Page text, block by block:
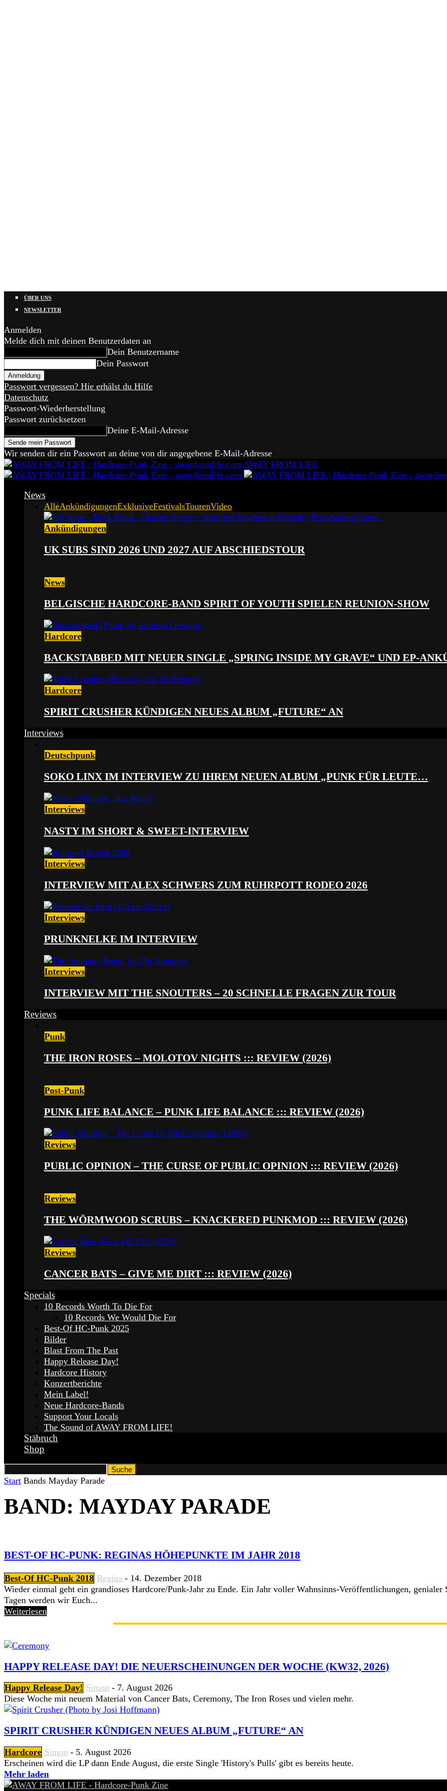
ÜBER UNS
NEWSLETTER
Anmelden
Melde dich mit deinen Benutzerdaten an
Dein Benutzername
Dein Passwort
Passwort vergessen? Hie erhälst du Hilfe
Datenschutz
Passwort-Wiederherstellung
Passwort zurücksetzen
Deine E-Mail-Adresse
Wir senden dir ein Passwort an deine von dir angegebene E-Mail-Adresse
AWAY FROM LIFE
News
AlleAnkündigungenExklusiveFestivalsTourenVideo
Ankündigungen
UK SUBS SIND 2026 UND 2027 AUF ABSCHIEDSTOUR
News
BELGISCHE HARDCORE-BAND SPIRIT OF YOUTH SPIELEN REUNION-SHOW
Hardcore
BACKSTABBED MIT NEUER SINGLE „SPRING INSIDE MY GRAVE“ UND EP-
Hardcore
SPIRIT CRUSHER KÜNDIGEN NEUES ALBUM „FUTURE“ AN
Interviews
Deutschpunk
SOKO LINX IM INTERVIEW ZU IHREM NEUEN ALBUM „PUNK FÜR LEUTE…
Interviews
NASTY IM SHORT & SWEET-INTERVIEW
Interviews
INTERVIEW MIT ALEX SCHWERS ZUM RUHRPOTT RODEO 2026
Interviews
PRUNKNELKE IM INTERVIEW
Interviews
INTERVIEW MIT THE SNOUTERS – 20 SCHNELLE FRAGEN ZUR TOUR
Reviews
Punk
THE IRON ROSES – MOLOTOV NIGHTS ::: REVIEW (2026)
Post-Punk
PUNK LIFE BALANCE – PUNK LIFE BALANCE ::: REVIEW (2026)
Reviews
PUBLIC OPINION – THE CURSE OF PUBLIC OPINION ::: REVIEW (2026)
Reviews
THE WÖRMWOOD SCRUBS – KNACKERED PUNKMOD ::: REVIEW (2026)
Reviews
CANCER BATS – GIVE ME DIRT ::: REVIEW (2026)
Specials
10 Records Worth To Die For
10 Records We Would Die For
Best-Of HC-Punk 2025
Bilder
Blast From The Past
Happy Release Day!
Hardcore History
Konzertberichte
Mein Label!
Neue Hardcore-Bands
Support Your Locals
The Sound of AWAY FROM LIFE!
Stäbruch
Shop
Start Bands Mayday Parade
BAND: MAYDAY PARADE
BEST-OF HC-PUNK: REGINAS HÖHEPUNKTE IM JAHR 2018
Best-Of HC-Punk 2018 Regina - 14. Dezember 2018
Wieder einmal geht ein grandioses Hardcore/Punk-Jahr zu Ende. Ein Jahr voller Wahnsinns-Veröffentlichungen,
Tagen werden wir Euch...
Weiterlesen
HAPPY RELEASE DAY! DIE NEUERSCHEINUNGEN DER WOCHE (KW32, 2026)
Happy Release Day! Simon - 7. August 2026
Diese Woche mit neuem Material von Cancer Bats, Ceremony, The Iron Roses und vielen mehr.
SPIRIT CRUSHER KÜNDIGEN NEUES ALBUM „FUTURE“ AN
Hardcore Simon - 5. August 2026
Erscheinen wird die LP dann Ende August, die erste Single 'History's Pulls' gibt es bereits heute.
Mehr laden